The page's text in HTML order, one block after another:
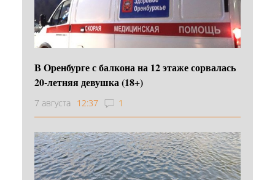
В Оренбурге с балкона на 12 этаже сорвалась
20-летняя девушка (18+)
7 августа 12:37 1